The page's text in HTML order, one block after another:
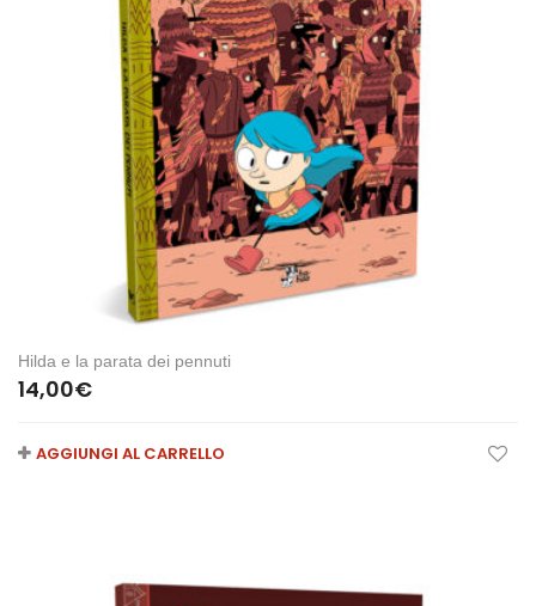
Hilda e la parata dei pennuti
14,00€
AGGIUNGI AL CARRELLO